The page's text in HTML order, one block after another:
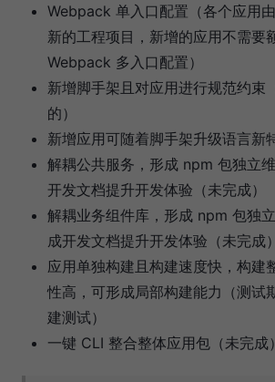
Webpack 单入口配置（各个应用
新的工程项目，新增的应用不需要
Webpack 多入口配置）
新增脚手架且对应用进行规范约束
的）
新增应用可随着脚手架升级语言新
解耦公共服务，形成 npm 包独立
开发文档提升开发体验（未完成）
解耦业务组件库，形成 npm 包独
成开发文档提升开发体验（未完成）
应用单独构建且构建速度快，构建
性高，可形成局部构建能力（测试
建测试）
一键 CLI 整合整体应用包（未完成）